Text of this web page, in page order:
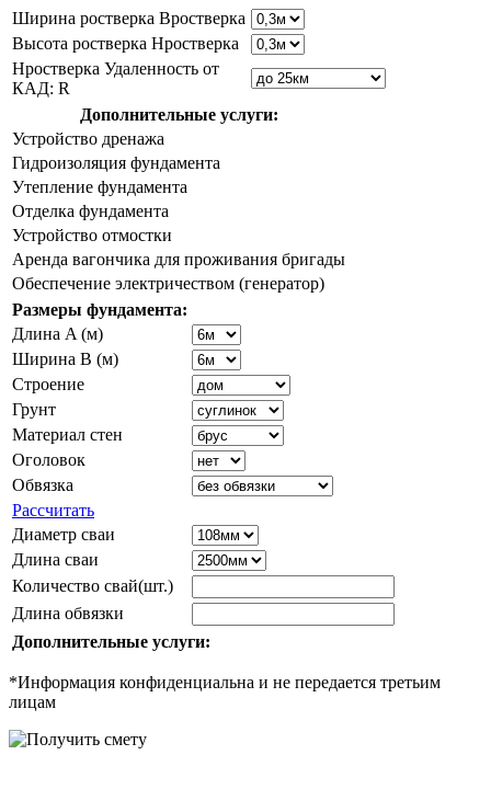
Ширина ростверка Bростверка
Высота ростверка Hростверка
Hростверка Удаленность от
КАД: R
Дополнительные услуги:
Устройство дренажа
Гидроизоляция фундамента
Утепление фундамента
Отделка фундамента
Устройство отмостки
Аренда вагончика для проживания бригады
Обеспечение электричеством (генератор)
Размеры фундамента:
Длина A (м)
Ширина B (м)
Строение
Грунт
Материал стен
Оголовок
Обвязка
Рассчитать
Диаметр сваи
Длина сваи
Количество свай(шт.)
Длина обвязки
Дополнительные услуги:
*Информация конфиденциальна и не передается третьим
лицам